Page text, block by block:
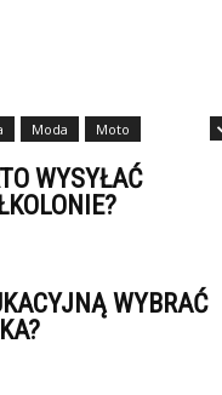
Moda
Moto
WYSYŁAĆ
WYBRAĆ